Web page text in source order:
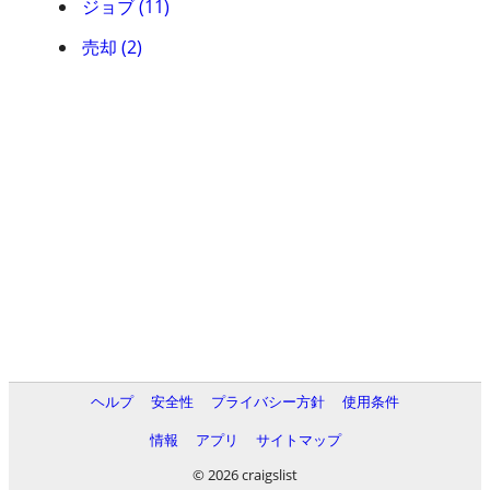
ジョブ (11)
売却 (2)
ヘルプ 安全性 プライバシー方針
使用条件
情報
アプリ
サイトマップ
© 2026 craigslist